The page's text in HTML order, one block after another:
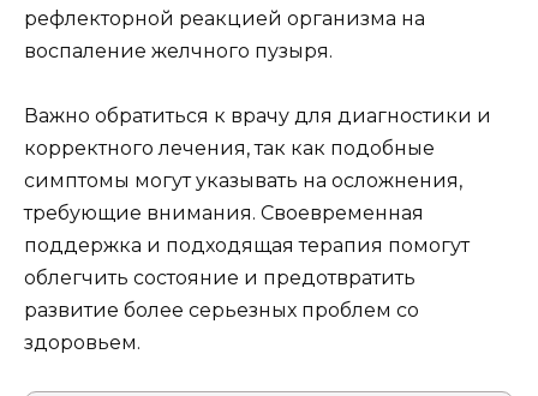
рефлекторной реакцией организма на
воспаление желчного пузыря.
Важно обратиться к врачу для диагностики и
корректного лечения, так как подобные
симптомы могут указывать на осложнения,
требующие внимания. Своевременная
поддержка и подходящая терапия помогут
облегчить состояние и предотвратить
развитие более серьезных проблем со
здоровьем.